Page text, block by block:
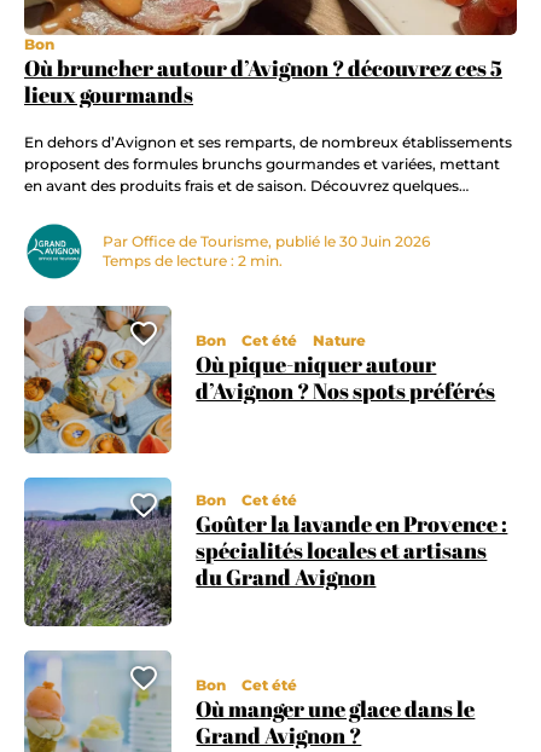
Où bruncher autour d’Avignon ? découvrez ces 5
lieux gourmands
Bon
En dehors d’Avignon et ses remparts, de nombreux établissements
proposent des formules brunchs gourmandes et variées, mettant
en avant des produits frais et de saison. Découvrez quelques
environnantes ! Que vous soyez adepte des buffets à volonté, des
assiettes gourmandes préparées avec soin ou des…
Par Office de Tourisme, publié le 30 Juin 2026
Temps de lecture : 2 min.
Où pique-niquer autour
d’Avignon ? Nos spots préférés
Bon Cet été Nature
Ajouter cette page au carnet
Goûter la lavande en Provence :
spécialités locales et artisans
du Grand Avignon
Bon Cet été
Ajouter cette page au carnet
Où manger une glace dans le
Grand Avignon ?
Bon Cet été
Ajouter cette page au carnet